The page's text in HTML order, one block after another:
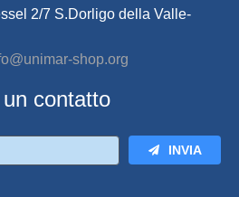
2/7 S.Dorligo della Valle-
shop.org
contatto
INVIA